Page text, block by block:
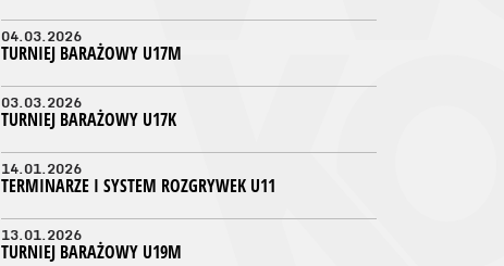
04.03.2026
TURNIEJ BARAŻOWY U17M
03.03.2026
TURNIEJ BARAŻOWY U17K
14.01.2026
TERMINARZE I SYSTEM ROZGRYWEK U11
13.01.2026
TURNIEJ BARAŻOWY U19M